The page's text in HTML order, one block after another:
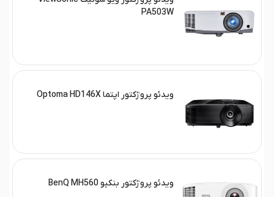
PA503W
ویدئو پروژکتور اپتما Optoma HD146X
ویدئو پروژکتور بنکیو BenQ MH560